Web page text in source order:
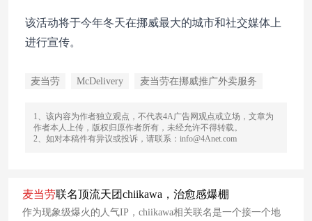
该活动将于今年冬天在挪威最大的城市和社交媒体上
进行宣传。
麦当劳 McDelivery 麦当劳在挪威推广外卖服务
1、该内容为作者独立观点，不代表4A广告网观点或立场，文章为
作者本人上传，版权归原作者所有，未经允许不得转载。
2、如对本稿件有异议或投诉，请联系：info@4Anet.com
麦当劳联名顶流天团chiikawa，治愈感爆棚
作为现象级爆火的人气IP，chiikawa相关联名是一个接一个地